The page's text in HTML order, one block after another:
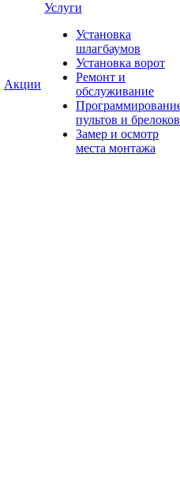
Акции
Услуги
Установка
шлагбаумов
Установка ворот
Ремонт и
обслуживание
пультов и брелоков
Замер и осмотр
места монтажа